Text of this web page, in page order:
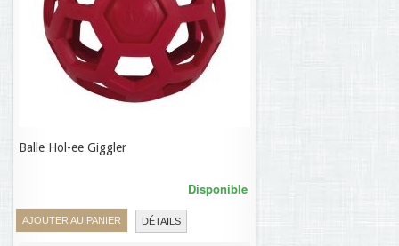
Balle Hol-ee Giggler
AJOUTER AU PANIER DÉTAILS
Disponible